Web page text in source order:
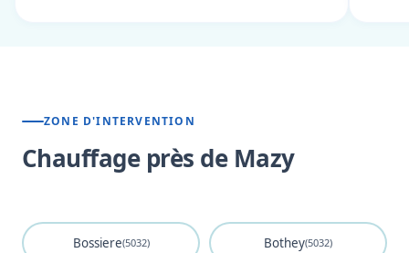
ZONE D'INTERVENTION
Chauffage près de Mazy
Bossiere(5032) Bothey(5032)